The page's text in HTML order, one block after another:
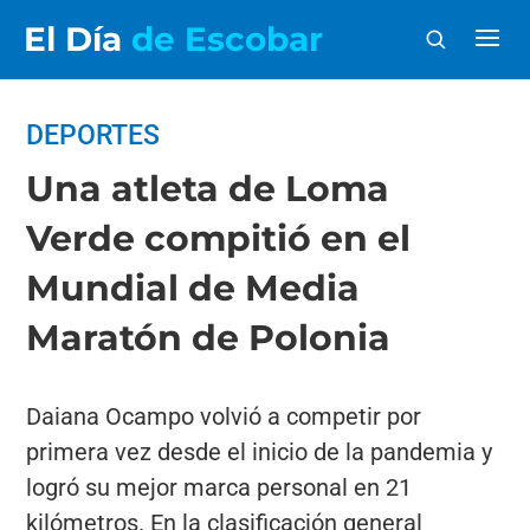
El Día de Escobar
DEPORTES
Una atleta de Loma
Verde compitió en el
Mundial de Media
Maratón de Polonia
Daiana Ocampo volvió a competir por
primera vez desde el inicio de la pandemia y
logró su mejor marca personal en 21
kilómetros. En la clasificación general